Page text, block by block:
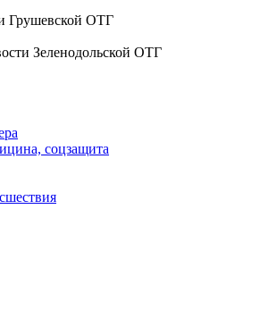
Грушевской ОТГ
Зеленодольской ОТГ
соцзащита